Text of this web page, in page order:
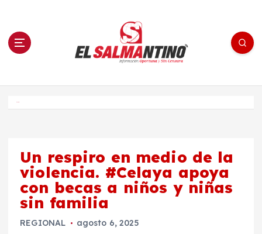
n El Salmantino - medios/noticias/editorial
Un respiro en medio de la
violencia. #Celaya apoya
con becas a niños y niñas
sin familia
REGIONAL agosto 6, 2025